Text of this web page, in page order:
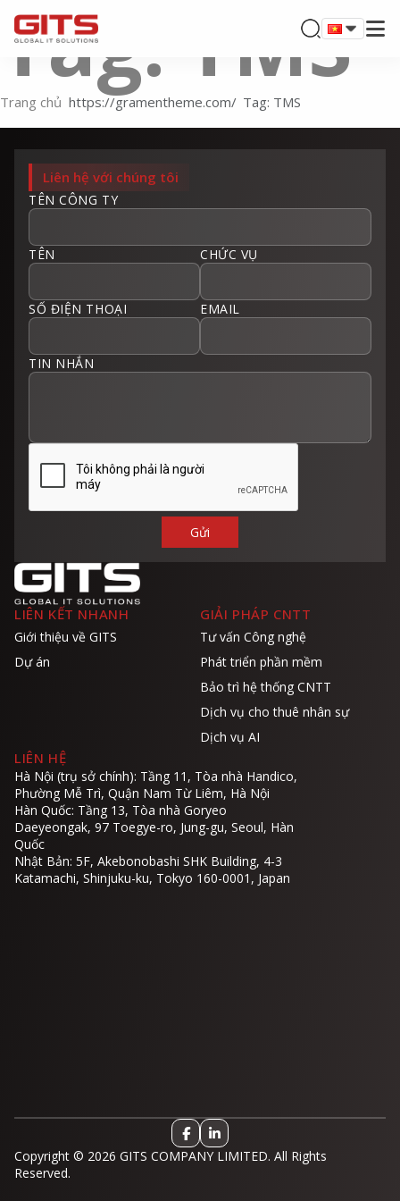
Tag: TMS
Trang chủ Tag: TMS
Liên hệ với chúng tôi
TÊN CÔNG TY
TÊN CHỨC VỤ
SỐ ĐIỆN THOẠI EMAIL
TIN NHẮN
LIÊN KẾT NHANH
Giới thiệu về GITS
Dự án
GIẢI PHÁP CNTT
Tư vấn Công nghệ
Phát triển phần mềm
Bảo trì hệ thống CNTT
Dịch vụ cho thuê nhân sự
Dịch vụ AI
LIÊN HỆ
Hà Nội (trụ sở chính): Tầng 11, Tòa nhà Handico,
Phường Mễ Trì, Quận Nam Từ Liêm, Hà Nội
Hàn Quốc: Tầng 13, Tòa nhà Goryeo
Daeyeongak, 97 Toegye-ro, Jung-gu, Seoul, Hàn
Quốc
Nhật Bản: 5F, Akebonobashi SHK Building, 4-3
Katamachi, Shinjuku-ku, Tokyo 160-0001, Japan
Copyright © 2026 GITS COMPANY LIMITED. All Rights
Reserved.